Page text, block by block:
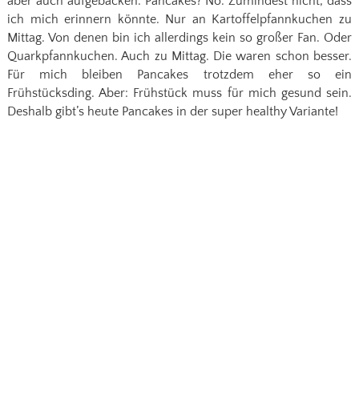
ich mich erinnern könnte. Nur an Kartoffelpfannkuchen zu
Mittag. Von denen bin ich allerdings kein so großer Fan. Oder
Quarkpfannkuchen. Auch zu Mittag. Die waren schon besser.
Für mich bleiben Pancakes trotzdem eher so ein
Frühstücksding. Aber: Frühstück muss für mich gesund sein.
Deshalb gibt’s heute Pancakes in der super healthy Variante!